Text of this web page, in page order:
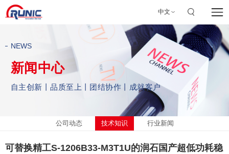
中文
NEWS
新闻中心
自主创新丨品质至上丨团结协作丨成就客户
公司动态 技术知识 行业新闻
可替换精工S-1206B33-M3T1U的润石国产超低功耗稳